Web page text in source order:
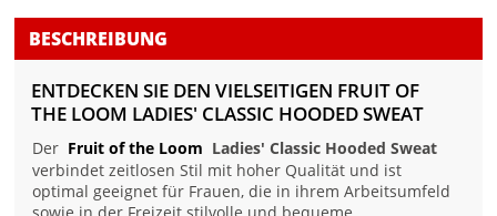
BESCHREIBUNG
ENTDECKEN SIE DEN VIELSEITIGEN FRUIT OF
THE LOOM LADIES' CLASSIC HOODED SWEAT
Der Fruit of the Loom Ladies' Classic Hooded Sweat
verbindet zeitlosen Stil mit hoher Qualität und ist
optimal geeignet für Frauen, die in ihrem Arbeitsumfeld